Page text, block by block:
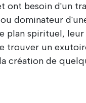
ont besoin d'un
dominateur
plan spirituel,
trouver un
création de